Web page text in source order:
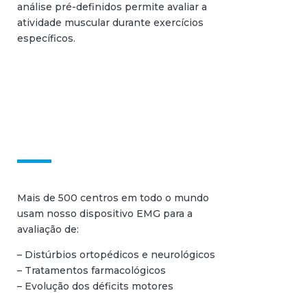
análise pré-definidos permite avaliar a
atividade muscular durante exercícios
específicos.
Mais de 500 centros em todo o mundo
usam nosso dispositivo EMG para a
avaliação de:
– Distúrbios ortopédicos e neurológicos
– Tratamentos farmacológicos
– Evolução dos déficits motores